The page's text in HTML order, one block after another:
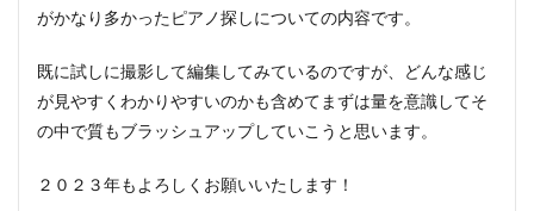
がかなり多かったピアノ探しについての内容です。
既に試しに撮影して編集してみているのですが、どんな感じ
が見やすくわかりやすいのかも含めてまずは量を意識してそ
の中で質もブラッシュアップしていこうと思います。
２０２３年もよろしくお願いいたします！